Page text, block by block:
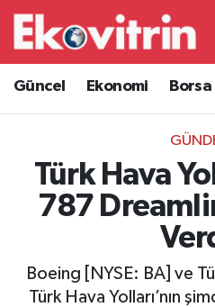
Güncel Ekonomi
Türk Hava
787
Boeing [NYSE: BA] ve
Türk Hava Yolları’nın
Güncel
Ekonomi
Borsa Haberleri
İş Dünyası
Otovitrin
Hava Durumu
Trafik Durumu
Süper Lig Puan
Tüm Manşetler
Son Dakika Haberleri
Haber Arşivi